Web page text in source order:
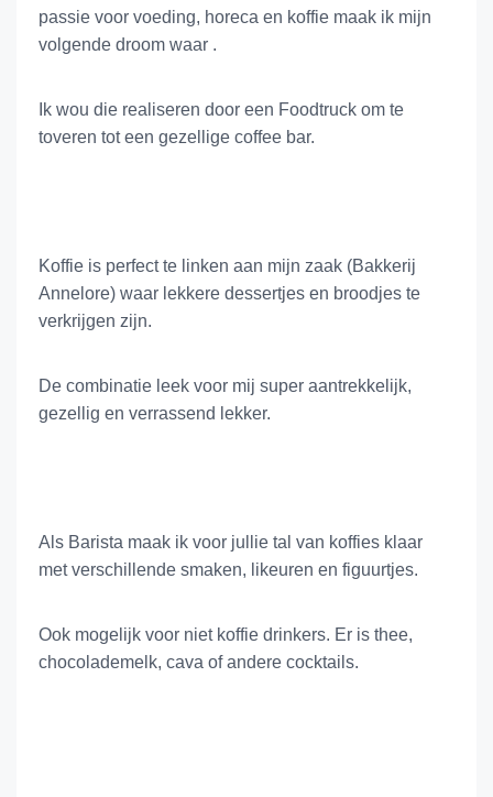
passie voor voeding, horeca en koffie maak ik mijn
volgende droom waar .
Ik wou die realiseren door een Foodtruck om te
toveren tot een gezellige coffee bar.
Koffie is perfect te linken aan mijn zaak (Bakkerij
Annelore) waar lekkere dessertjes en broodjes te
verkrijgen zijn.
De combinatie leek voor mij super aantrekkelijk,
gezellig en verrassend lekker.
Als Barista maak ik voor jullie tal van koffies klaar
met verschillende smaken, likeuren en figuurtjes.
Ook mogelijk voor niet koffie drinkers. Er is thee,
chocolademelk, cava of andere cocktails.